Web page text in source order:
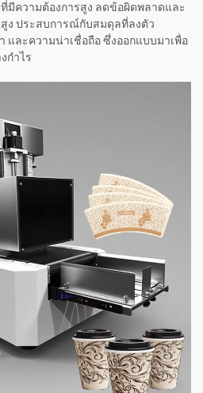
มีความต้องการสูง ลดข้อผิดพลาดและ
ง ประสบการณ์กับสมดุลที่ลงตัว
และความน่าเชื่อถือ ซึ่งออกแบบมาเพื่อ
กำไร